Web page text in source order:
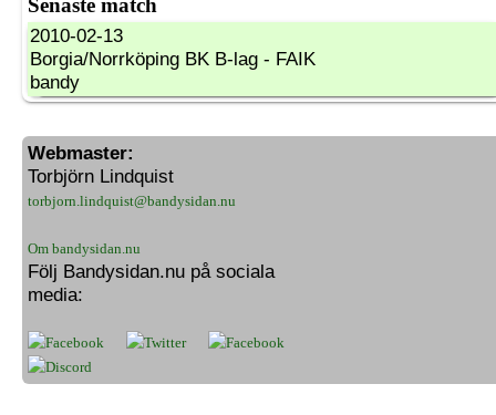
Senaste match
2010-02-13
Borgia/Norrköping BK B-lag - FAIK
bandy
Webmaster:
Torbjörn Lindquist
torbjorn.lindquist@bandysidan.nu
Om bandysidan.nu
Följ Bandysidan.nu på sociala
media: